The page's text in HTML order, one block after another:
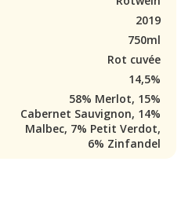
2019
750ml
Rot cuvée
14,5%
58% Merlot, 15%
Cabernet Sauvignon, 14%
Malbec, 7% Petit Verdot,
6% Zinfandel